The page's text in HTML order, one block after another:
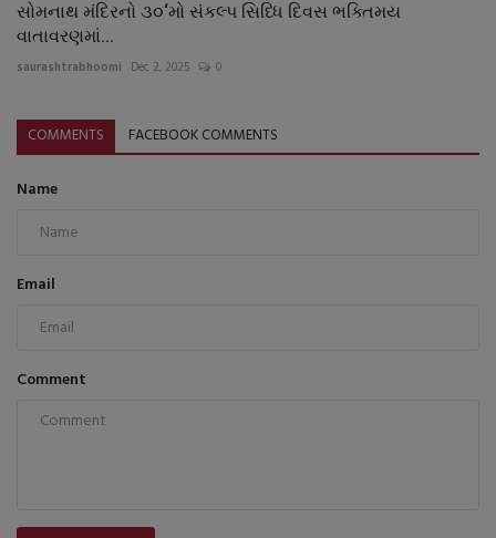
સોમનાથ મંદિરનો ૩૦‘મો સંકલ્પ સિધ્ધિ દિવસ ભક્તિમય
વાતાવરણમાં...
saurashtrabhoomi Dec 2, 2025 0
COMMENTS FACEBOOK COMMENTS
Name
Email
Comment